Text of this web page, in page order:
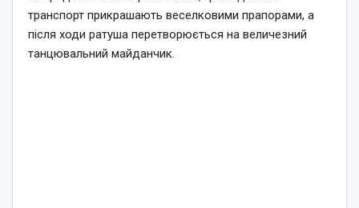
транспорт прикрашають веселковими прапорами, а
після ходи ратуша перетворюється на величезний
танцювальний майданчик.